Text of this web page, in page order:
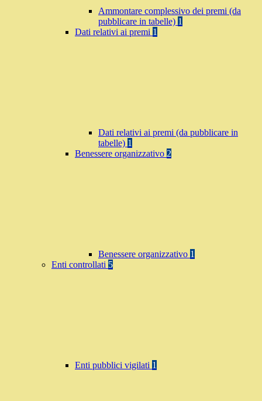
Ammontare complessivo dei premi (da
pubblicare in tabelle) 1
Dati relativi ai premi 1
Dati relativi ai premi (da pubblicare in
tabelle) 1
Benessere organizzativo 2
Benessere organizzativo 1
Enti controllati 5
Enti pubblici vigilati 1